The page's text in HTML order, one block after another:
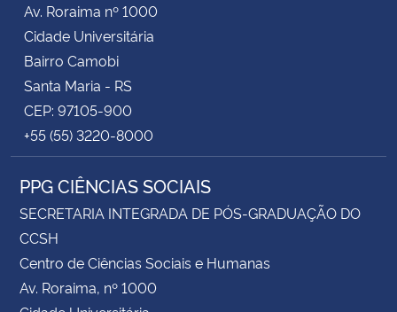
Av. Roraima nº 1000
Cidade Universitária
Bairro Camobi
Santa Maria - RS
CEP: 97105-900
+55 (55) 3220-8000
PPG CIÊNCIAS SOCIAIS
SECRETARIA INTEGRADA DE PÓS-GRADUAÇÃO DO
CCSH
Centro de Ciências Sociais e Humanas
Av. Roraima, nº 1000